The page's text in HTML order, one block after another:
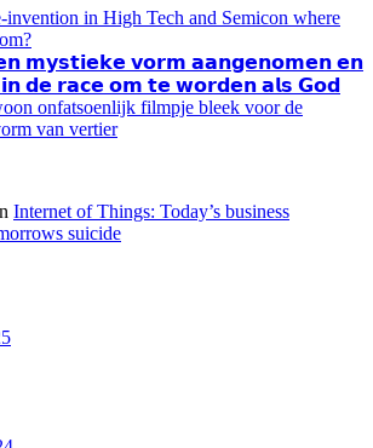
invention in High Tech and Semicon where
𝗺𝘆𝘀𝘁𝗶𝗲𝗸𝗲 𝘃𝗼𝗿𝗺 𝗮𝗮𝗻𝗴𝗲𝗻𝗼𝗺𝗲𝗻 𝗲𝗻
𝗱𝗲 𝗿𝗮𝗰𝗲 𝗼𝗺 𝘁𝗲 𝘄𝗼𝗿𝗱𝗲𝗻 𝗮𝗹𝘀 𝗚𝗼𝗱
onfatsoenlijk filmpje bleek voor de
van vertier
Internet of Things: Today’s business
suicide